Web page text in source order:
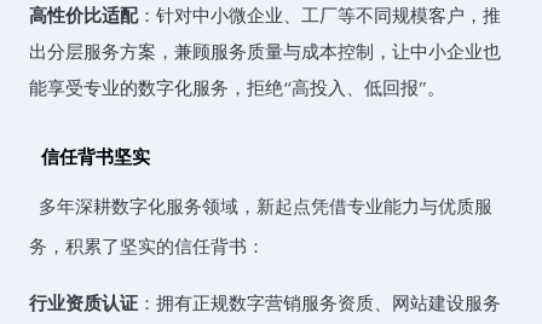
高性价比适配：针对中小微企业、工厂等不同规模客户，推
出分层服务方案，兼顾服务质量与成本控制，让中小企业也
能享受专业的数字化服务，拒绝“高投入、低回报”。
信任背书坚实
多年深耕数字化服务领域，新起点凭借专业能力与优质服
务，积累了坚实的信任背书：
行业资质认证 ：拥有正规数字营销服务资质、网站建设服务